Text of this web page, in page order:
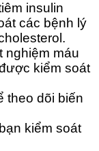
insulin
các bệnh lý
nghiệm máu
kiểm soát
theo dõi biến
kiểm soát